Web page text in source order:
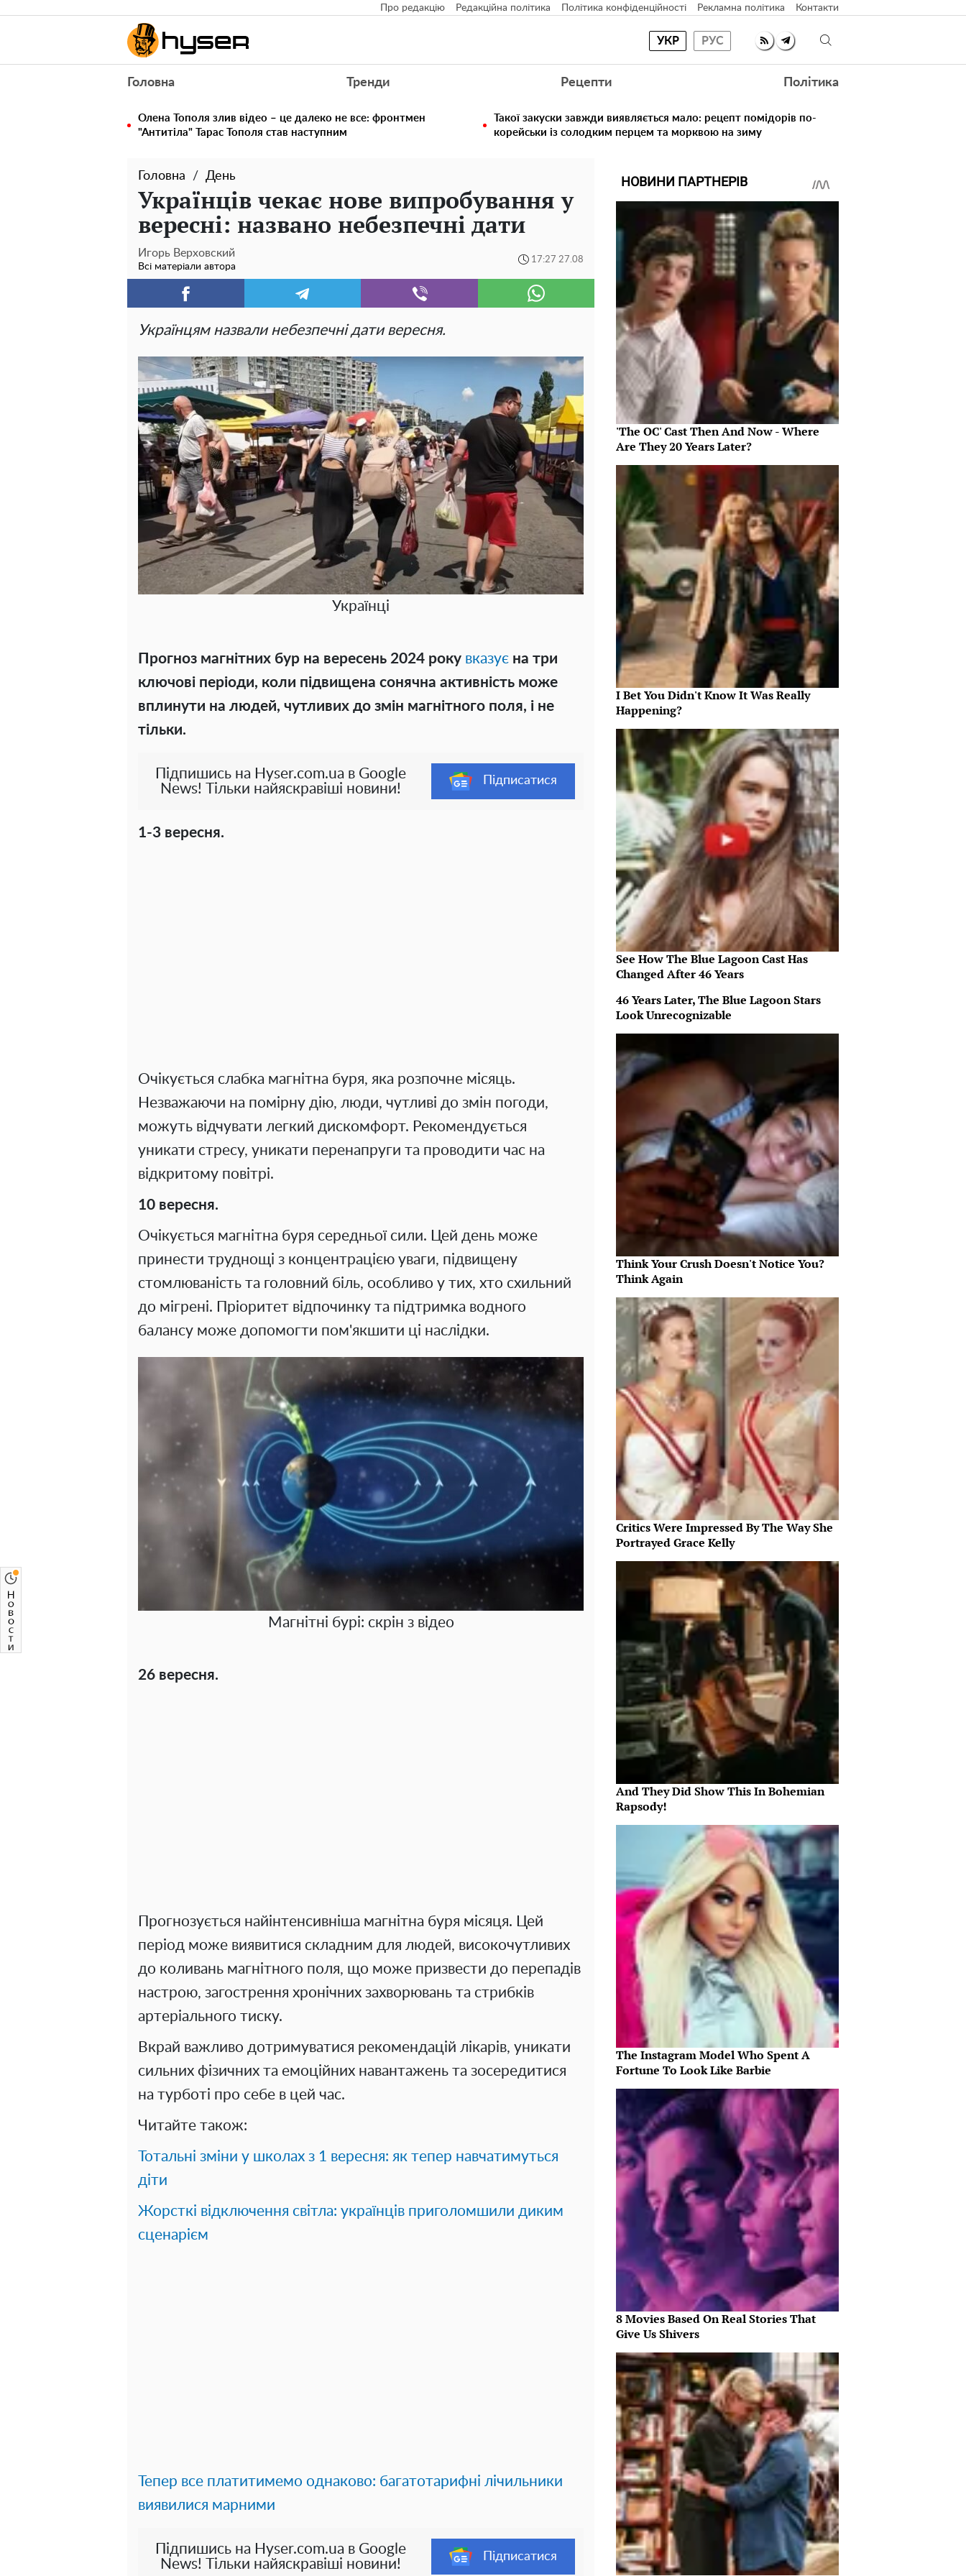
Про редакцію Редакційна політика Політика конфіденційності Рекламна політика Контакти
УКР РУС
Головна Тренди Рецепти Політика
Олена Тополя злив відео – це далеко не все: фронтмен
"Антитіла" Тарас Тополя став наступним
Такої закуски завжди виявляється мало: рецепт помідорів по-
корейськи із солодким перцем та морквою на зиму
Головна День
Українців чекає нове випробування у
вересні: названо небезпечні дати
Игорь Верховский
Всі матеріали автора
17:27 27.08
Українцям назвали небезпечні дати вересня.
Українці
Прогноз магнітних бур на вересень 2024 року вказує на три
ключові періоди, коли підвищена сонячна активність може
вплинути на людей, чутливих до змін магнітного поля, і не
тільки.
Підпишись на Hyser.com.ua в Google
News! Тільки найяскравіші новини!
Підписатися
1-3 вересня.
Очікується слабка магнітна буря, яка розпочне місяць.
Незважаючи на помірну дію, люди, чутливі до змін погоди,
можуть відчувати легкий дискомфорт. Рекомендується
уникати стресу, уникати перенапруги та проводити час на
відкритому повітрі.
10 вересня.
Очікується магнітна буря середньої сили. Цей день може
принести труднощі з концентрацією уваги, підвищену
стомлюваність та головний біль, особливо у тих, хто схильний
до мігрені. Пріоритет відпочинку та підтримка водного
балансу може допомогти пом'якшити ці наслідки.
Магнітні бурі: скрін з відео
26 вересня.
Прогнозується найінтенсивніша магнітна буря місяця. Цей
період може виявитися складним для людей, високочутливих
до коливань магнітного поля, що може призвести до перепадів
настрою, загострення хронічних захворювань та стрибків
артеріального тиску.
Вкрай важливо дотримуватися рекомендацій лікарів, уникати
сильних фізичних та емоційних навантажень та зосередитися
на турботі про себе в цей час.
Читайте також:
Тотальні зміни у школах з 1 вересня: як тепер навчатимуться
діти
Жорсткі відключення світла: українців приголомшили диким
сценарієм
Тепер все платитимемо однаково: багатотарифні лічильники
виявилися марними
Підпишись на Hyser.com.ua в Google
News! Тільки найяскравіші новини!
Підписатися
НОВИНИ ПАРТНЕРІВ
'The OC' Cast Then And Now - Where
Are They 20 Years Later?
I Bet You Didn't Know It Was Really
Happening?
See How The Blue Lagoon Cast Has
Changed After 46 Years
46 Years Later, The Blue Lagoon Stars
Look Unrecognizable
Think Your Crush Doesn't Notice You?
Think Again
Critics Were Impressed By The Way She
Portrayed Grace Kelly
And They Did Show This In Bohemian
Rapsody!
The Instagram Model Who Spent A
Fortune To Look Like Barbie
8 Movies Based On Real Stories That
Give Us Shivers